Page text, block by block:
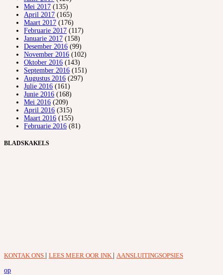
Mei 2017 (135)
April 2017 (165)
Maart 2017 (176)
Februarie 2017 (117)
Januarie 2017 (158)
Desember 2016 (99)
November 2016 (102)
Oktober 2016 (143)
September 2016 (151)
Augustus 2016 (297)
Julie 2016 (161)
Junie 2016 (168)
Mei 2016 (209)
April 2016 (315)
Maart 2016 (155)
Februarie 2016 (81)
BLADSKAKELS
KONTAK ONS LEES MEER OOR INK
AANSLUITINGSOPSIES
op